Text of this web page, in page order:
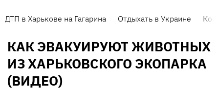
ДТП в Харькове на Гагарина Отдыхать в Украине
КАК ЭВАКУИРУЮТ ЖИВОТНЫХ
ИЗ ХАРЬКОВСКОГО ЭКОПАРКА
(ВИДЕО)